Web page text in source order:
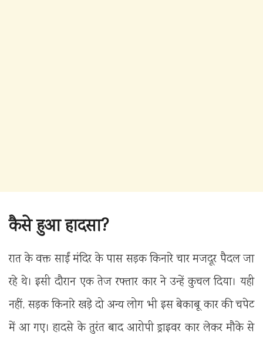
कैसे हुआ हादसा?
रात के वक्त साईं मंदिर के पास सड़क किनारे चार मजदूर पैदल जा
रहे थे। इसी दौरान एक तेज रफ्तार कार ने उन्हें कुचल दिया। यही
नहीं, सड़क किनारे खड़े दो अन्य लोग भी इस बेकाबू कार की चपेट
में आ गए। हादसे के तुरंत बाद आरोपी ड्राइवर कार लेकर मौके से